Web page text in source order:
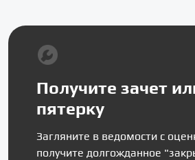
Получите зачет
пятерку
Загляните в ведомости с
получите долгожданное